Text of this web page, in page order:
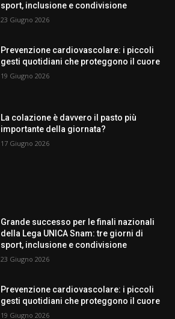
sport, inclusione e condivisione
23 Giugno 2026
Prevenzione cardiovascolare: i piccoli
gesti quotidiani che proteggono il cuore
19 Giugno 2026
La colazione è davvero il pasto più
importante della giornata?
17 Giugno 2026
Grande successo per le finali nazionali
della Lega UNICA Snam: tre giorni di
sport, inclusione e condivisione
23 Giugno 2026
Prevenzione cardiovascolare: i piccoli
gesti quotidiani che proteggono il cuore
19 Giugno 2026